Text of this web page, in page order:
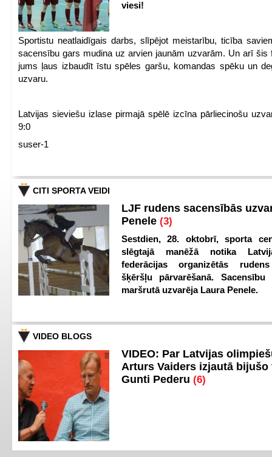
viesi!
Sportistu neatlaidīgais darbs, slīpējot meistarību, ticība
sacensību gars mudina uz arvien jaunām uzvarām. Un arī šis
jums ļaus izbaudīt īstu spēles garšu, komandas spēku un
uzvaru.
Latvijas sieviešu izlase pirmajā spēlē izcīna pārliecinošu
9:0
suser-1
CITI SPORTA VEIDI
LJF rudens sacensībās
Penele (3)
Sestdien, 28. oktobrī, sporta
slēgtajā manēžā notika
federācijas organizētās
šķēršļu pārvarēšanā. Sacensību
maršrutā uzvarēja Laura Penele.
VIDEO BLOGS
VIDEO: Par Latvijas
Arturs Vaiders izjautā bijušo
Gunti Pederu (6)